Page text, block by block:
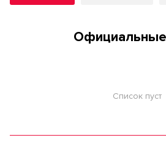
Список пуст